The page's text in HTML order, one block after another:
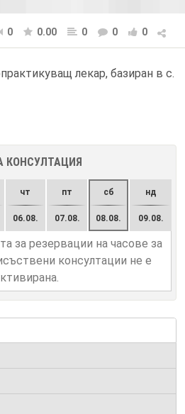
0 0.00 0 0 0
лекар, базиран в с.
КОНСУЛТАЦИЯ
чт
06.08.
пт
07.08.
сб
08.08.
нд
09.08.
за резервации на часове за
консултации не е